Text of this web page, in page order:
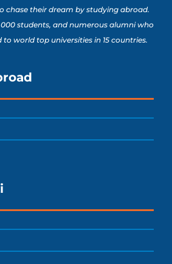
chase their dream by studying abroad.
students, and numerous alumni who
to world top universities in 15 countries.